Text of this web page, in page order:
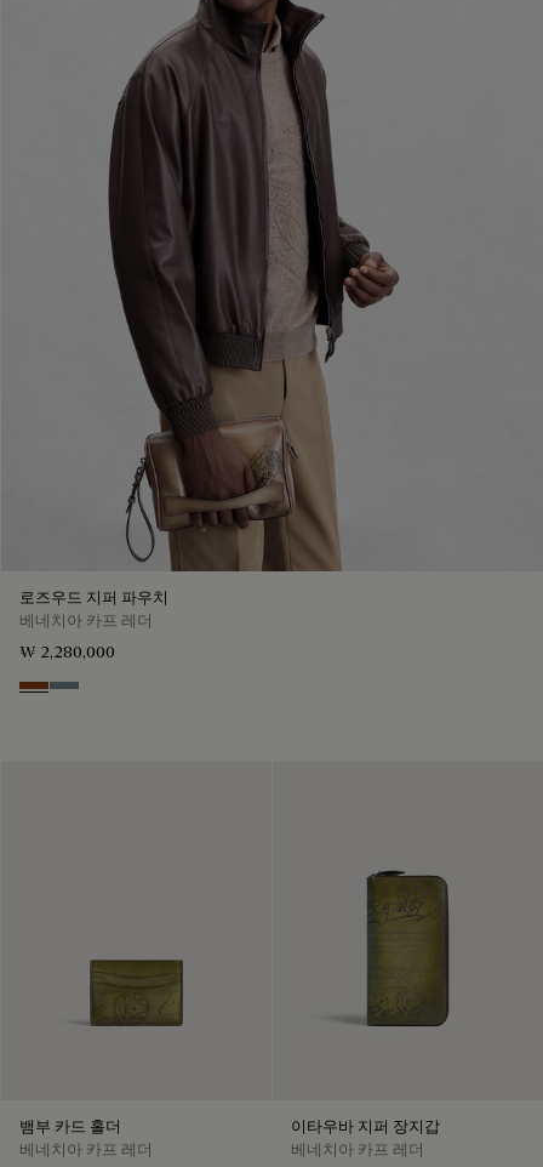
로즈우드 지퍼 파우치
베네치아 카프 레더
₩ 2,280,000
Cachemire
Bleu Brume
뱀부 카드 홀더
베네치아 카프 레더
이타우바 지퍼 장지갑
베네치아 카프 레더